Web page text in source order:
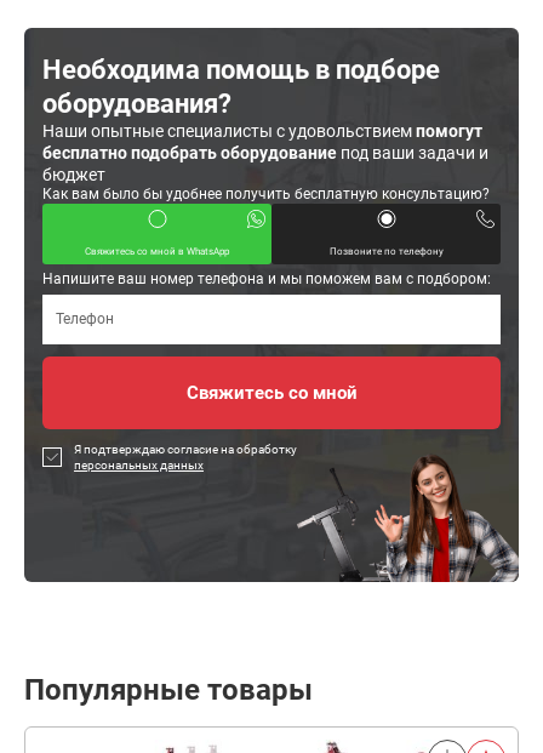
Необходима помощь в подборе
оборудования?
Наши опытные специалисты с удовольствиемпомогут
бесплатно подобрать оборудование под ваши задачи и
бюджет
Как вам было бы удобнее получить бесплатную консультацию?
Свяжитесь со мной в WhatsApp Позвоните по телефону
Напишите ваш номер телефона и мы поможем вам с подбором:
Я подтверждаю согласие на обработку
персональных данных
Популярные товары